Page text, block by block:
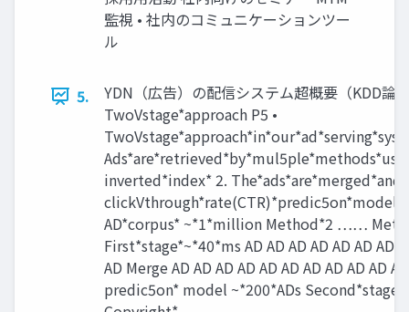
監視 • 社内のコミュニケーションツー
ル
5.
YDN（広告）の配信システム超概要（KDD論
TwoVstage*approach P5 •
inverted*index* 2.
clickVthrough*rate(CTR)*predic5on*model*
AD*corpus* ~*1*million Method*2 ……
First*stage*~*40*ms AD AD AD AD AD AD AD
AD Merge AD AD AD AD AD AD AD AD AD AD
predic5on* model ~*200*ADs